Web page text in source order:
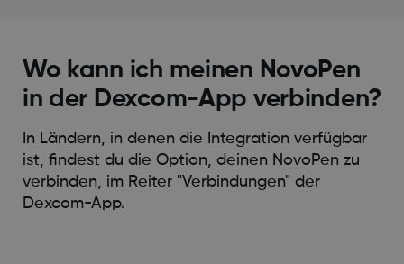
Wo kann ich meinen NovoPen
in der Dexcom-App verbinden?
In Ländern, in denen die Integration verfügbar
ist, findest du die Option, deinen NovoPen zu
verbinden, im Reiter "Verbindungen" der
Dexcom-App.